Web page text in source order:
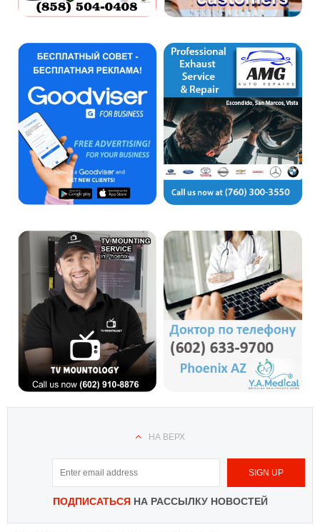
НА ВЕРХ
ПОДПИСАТЬСЯНА РАССЫЛКУ НОВОСТЕЙ